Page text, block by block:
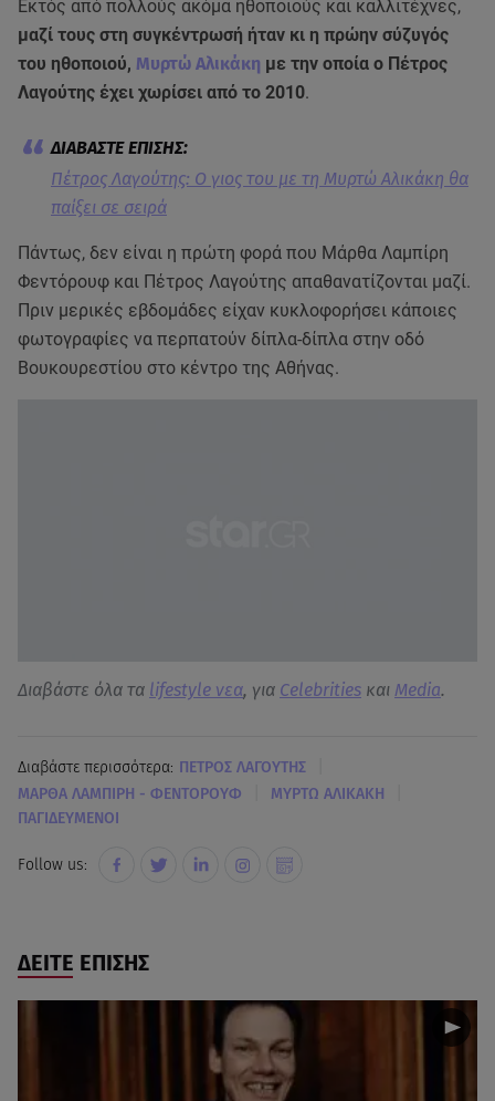
Εκτός από πολλούς ακόμα ηθοποιούς και καλλιτέχνες,
μαζί τους στη συγκέντρωσή ήταν κι η πρώην σύζυγός
του ηθοποιού, Μυρτώ Αλικάκη με την οποία ο Πέτρος
Λαγούτης έχει χωρίσει από το 2010.
Πέτρος Λαγούτης: Ο γιος του με τη Μυρτώ Αλικάκη θα
παίξει σε σειρά
Πάντως, δεν είναι η πρώτη φορά που Μάρθα Λαμπίρη
Φεντόρουφ και Πέτρος Λαγούτης απαθανατίζονται μαζί.
Πριν μερικές εβδομάδες είχαν κυκλοφορήσει κάποιες
φωτογραφίες να περπατούν δίπλα-δίπλα στην οδό
Βουκουρεστίου στο κέντρο της Αθήνας.
Διαβάστε όλα τα lifestyle νεα, για Celebrities και Media.
Διαβάστε περισσότερα: ΠΕΤΡΟΣ ΛΑΓΟΥΤΗΣ
ΜΑΡΘΑ ΛΑΜΠΙΡΗ - ΦΕΝΤΟΡΟΥΦ ΜΥΡΤΩ ΑΛΙΚΑΚΗ
ΠΑΓΙΔΕΥΜΕΝΟΙ
Follow us:
ΔΕΙΤΕ ΕΠΙΣΗΣ